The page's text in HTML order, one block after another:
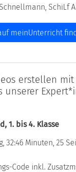
SchiLf
meinUnterricht
erstellen
unserer
1. bis 4. Klasse
32:46 Minuten, 25
Code inkl.